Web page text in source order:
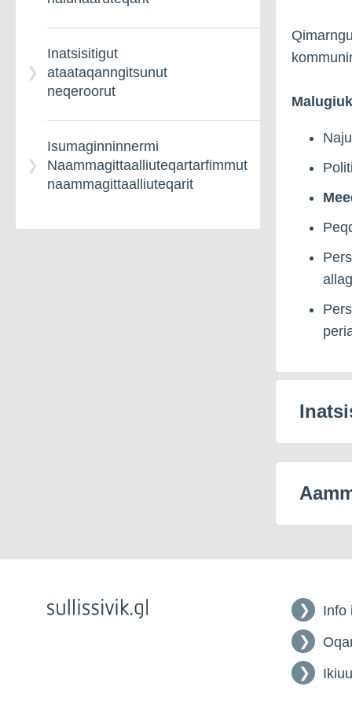
Ima
naammagittaalliuuteqassaatit
Pisortanit ikiorsiissutit
Inatsisitigut
ataataqanngitsunut
neqeroorut
Isumaginninnermi
Naammagittaalliuteqartarfimmut
naammagittaalliuteqarit
Malugiuk
Info